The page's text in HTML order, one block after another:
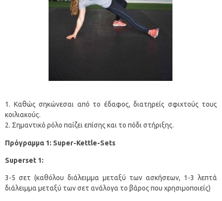
Καθώς σηκώνεσαι από το έδαφος, διατηρείς σφιχτούς τους
κοιλιακούς.
Σημαντικό ρόλο παίζει επίσης και το πόδι στήριξης.
Πρόγραμμα 1: Super-Kettle-Sets
Superset 1:
3-5 σετ (καθόλου διάλειμμα μεταξύ των ασκήσεων, 1-3 λεπτά
διάλειμμα μεταξύ των σετ ανάλογα το βάρος που χρησιμοποιείς)